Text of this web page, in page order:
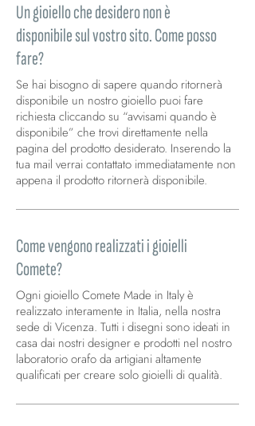
Un gioiello che desidero non è
disponibile sul vostro sito. Come posso
fare?
Se hai bisogno di sapere quando ritornerà
disponibile un nostro gioiello puoi fare
richiesta cliccando su “avvisami quando è
disponibile” che trovi direttamente nella
pagina del prodotto desiderato. Inserendo la
tua mail verrai contattato immediatamente non
appena il prodotto ritornerà disponibile.
Come vengono realizzati i gioielli
Comete?
Ogni gioiello Comete Made in Italy è
realizzato interamente in Italia, nella nostra
sede di Vicenza. Tutti i disegni sono ideati in
casa dai nostri designer e prodotti nel nostro
laboratorio orafo da artigiani altamente
qualificati per creare solo gioielli di qualità.